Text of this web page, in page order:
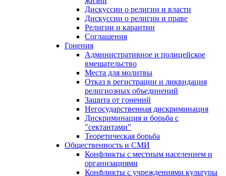
Дискуссии о религии и власти
Дискуссии о религии и праве
Религии и карантин
Соглашения
Гонения
Административное и полицейское
вмешательство
Места для молитвы
Отказ в регистрации и ликвидация
религиозных объединений
Защита от гонений
Негосударственная дискриминация
Дискриминация и борьба с
"сектантами"
Теоретическая борьба
Общественность и СМИ
Конфликты с местным населением и
организациями
Конфликты с учреждениями культуры